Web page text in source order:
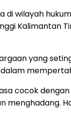
wilayah
Kalimantan
yang
cocok